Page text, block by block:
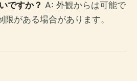
ですか？ A: 外観からは可能で
がある場合があります。